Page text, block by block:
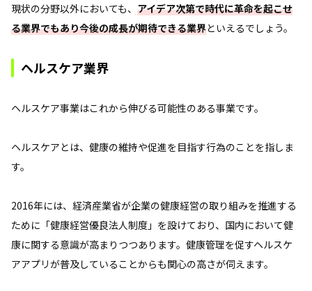
現状の分野以外においても、 アイデア次第で時代に革命を起こせ
る業界でもあり今後の成長が期待できる業界といえるでしょう。
ヘルスケア業界
ヘルスケア事業はこれから伸びる可能性のある事業です。
ヘルスケアとは、健康の維持や促進を目指す行為のことを指しま
す。
2016年には、経済産業省が企業の健康経営の取り組みを推進する
ために「健康経営優良法人制度」を設けており、国内において健
康に関する意識が高まりつつあります。健康管理を促すヘルスケ
アアプリが普及していることからも関心の高さが伺えます。